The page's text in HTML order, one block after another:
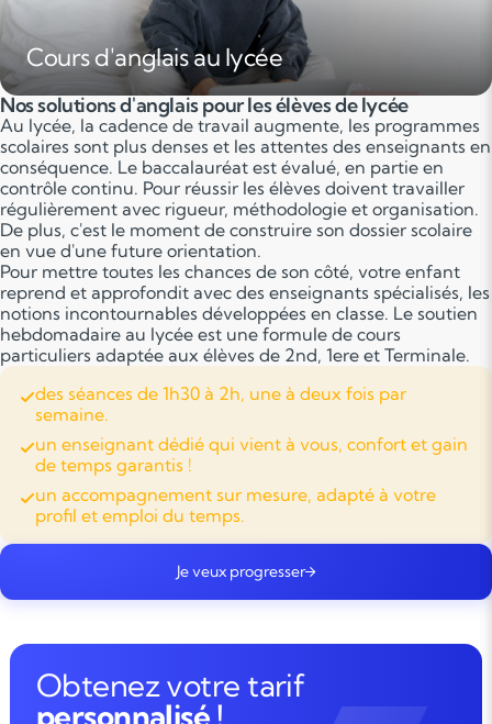
Cours d'anglais au lycée
Nos solutions d'anglais pour les élèves de lycée
Au lycée, la cadence de travail augmente, les programmes
scolaires sont plus denses et les attentes des enseignants en
conséquence. Le baccalauréat est évalué, en partie en
contrôle continu. Pour réussir les élèves doivent travailler
régulièrement avec rigueur, méthodologie et organisation.
De plus, c'est le moment de construire son dossier scolaire
en vue d'une future orientation.
Pour mettre toutes les chances de son côté, votre enfant
reprend et approfondit avec des enseignants spécialisés, les
notions incontournables développées en classe. Le soutien
hebdomadaire au lycée est une formule de cours
particuliers adaptée aux élèves de 2nd, 1ere et Terminale.
des séances de 1h30 à 2h, une à deux fois par
semaine.
un enseignant dédié qui vient à vous, confort et gain
de temps garantis !
un accompagnement sur mesure, adapté à votre
profil et emploi du temps.
Je veux progresser
Obtenez votre tarif
personnalisé !